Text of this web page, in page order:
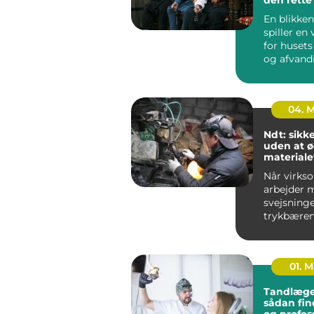
En
spiller en
for
og
04.
Ndt:
uden at
Når
arbejder
fe...
01.
sådan